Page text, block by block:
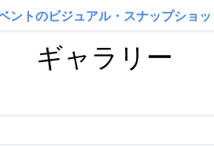
ントのビジュアル・スナップショッ
ギャラリー